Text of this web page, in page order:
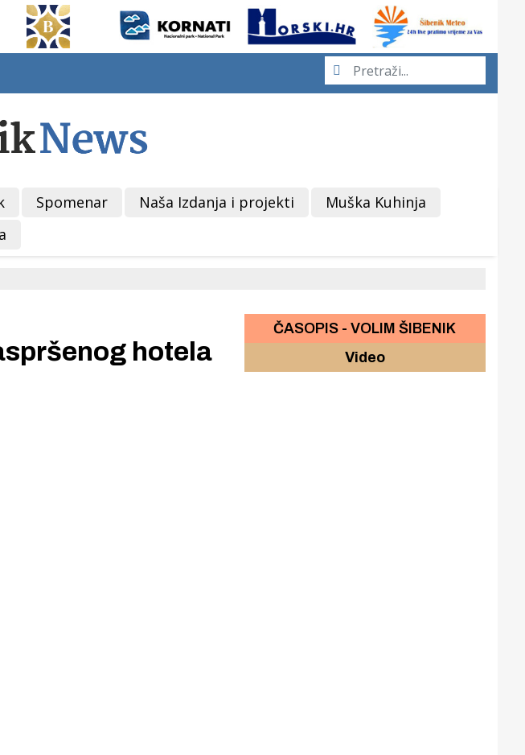
Spomenar Naša Izdanja i projekti
Muška Kuhinja
hotela
ČASOPIS - VOLIM ŠIBENIK
Video